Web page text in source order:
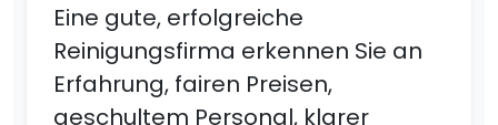
Eine gute, erfolgreiche
Reinigungsfirma erkennen Sie an
Erfahrung, fairen Preisen,
geschultem Personal, klarer